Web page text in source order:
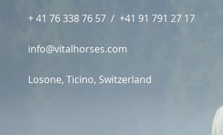
+ 41 76 338 76 57 / +41 91 791 27 17
info@vitalhorses.com
Losone, Ticino, Switzerland